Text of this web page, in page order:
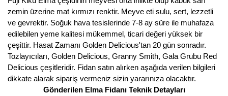
zemin üzerine mat kırmızı renktir. Meyve eti sulu, sert, lezzetli
ve gevrektir. Soğuk hava tesislerinde 7-8 ay süre ile muhafaza
edilebilen yeme kalitesi mükemmel, ticari değeri yüksek bir
çeşittir. Hasat Zamanı Golden Delicious'tan 20 gün sonradır.
Tozlayıcıları, Golden Delicious, Granny Smith, Gala Grubu Red
Delicious çeşitleridir. Fidan satın alırken aşağıda verilen bilgileri
dikkate alarak sipariş vermeniz sizin yararınıza olacaktır.
Gönderilen Elma Fidanı Teknik Detayları
Goji Berry Fidanı
Hünnap Fidanı
İncir Fidanı
Kapari Gebre Otu Fidanı